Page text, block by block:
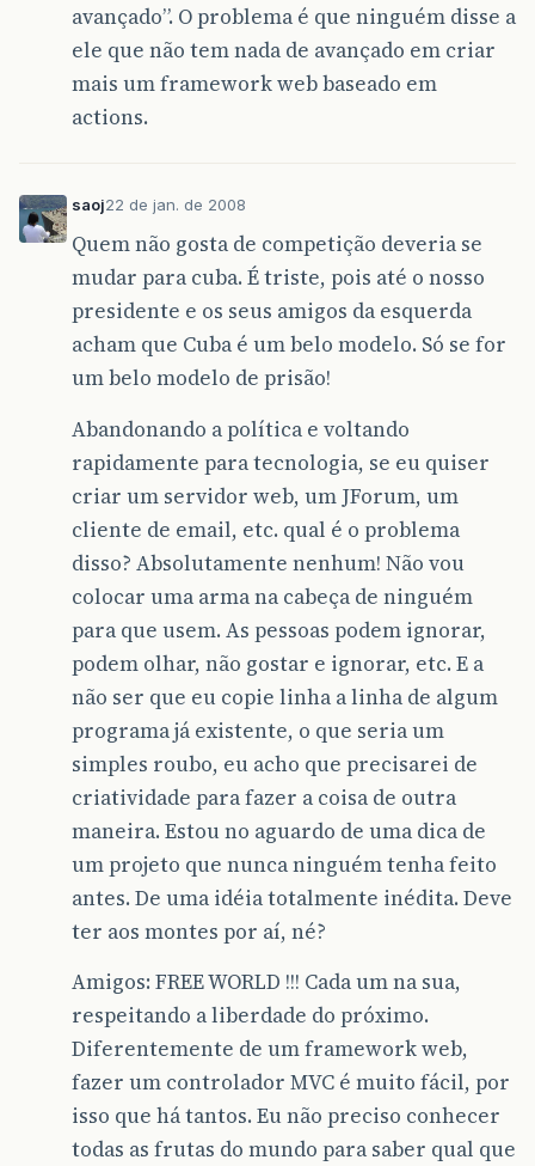
avançado”. O problema é que ninguém disse a
ele que não tem nada de avançado em criar
mais um framework web baseado em
actions.
saoj22 de jan. de 2008
Quem não gosta de competição deveria se
mudar para cuba. É triste, pois até o nosso
presidente e os seus amigos da esquerda
acham que Cuba é um belo modelo. Só se for
um belo modelo de prisão!
Abandonando a política e voltando
rapidamente para tecnologia, se eu quiser
criar um servidor web, um JForum, um
cliente de email, etc. qual é o problema
disso? Absolutamente nenhum! Não vou
colocar uma arma na cabeça de ninguém
para que usem. As pessoas podem ignorar,
podem olhar, não gostar e ignorar, etc. E a
não ser que eu copie linha a linha de algum
programa já existente, o que seria um
simples roubo, eu acho que precisarei de
criatividade para fazer a coisa de outra
maneira. Estou no aguardo de uma dica de
um projeto que nunca ninguém tenha feito
antes. De uma idéia totalmente inédita. Deve
ter aos montes por aí, né?
Amigos: FREE WORLD !!! Cada um na sua,
respeitando a liberdade do próximo.
Diferentemente de um framework web,
fazer um controlador MVC é muito fácil, por
isso que há tantos. Eu não preciso conhecer
todas as frutas do mundo para saber qual que